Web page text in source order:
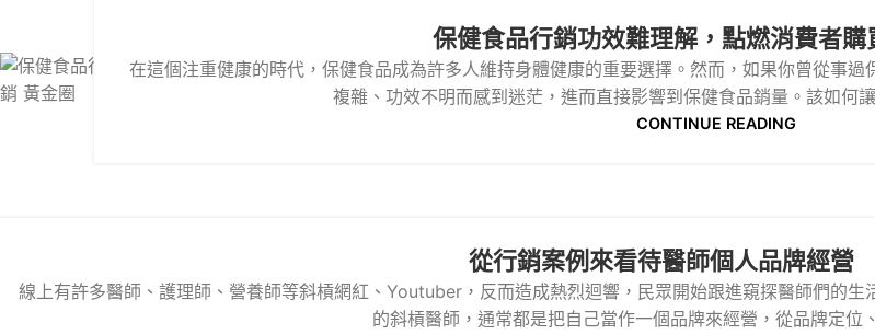
保健食品行銷功效難理解，點燃消費者購
在這個注重健康的時代，保健食品成為許多人維持身體健康的重要選擇。然而，如果你曾從事
複雜、功效不明而感到迷茫，進而直接影響到保健食品銷量。該如何
CONTINUE READING
從行銷案例來看待醫師個人品牌經營
線上有許多醫師、護理師、營養師等斜槓網紅、Youtuber，反而造成熱烈迴響，民眾開始跟進窺探醫師們的
的斜槓醫師，通常都是把自己當作一個品牌來經營，從品牌定位